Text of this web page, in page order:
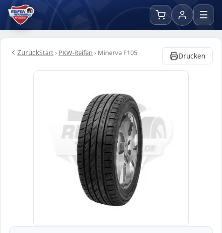
☰
ZurückStart› PKW-Reifen › Minerva F105 Drucken